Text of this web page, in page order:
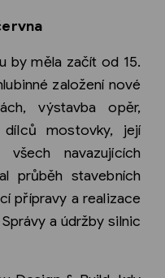
by měla začít od 15.
založení nové
výstavba opěr,
dílců mostovky, její
navazujících
průběh stavebních
přípravy a realizace
a údržby silnic